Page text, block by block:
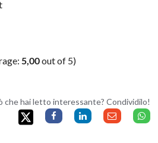
5,00out of 5)
che hai letto interessante? Condividilo!